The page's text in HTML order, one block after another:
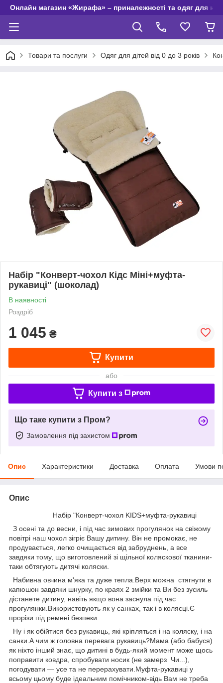
Онлайн магазин «Жирафа» – приналежності та одяг для
Товари та послуги Одяг для дітей від 0 до 3 років
Набір "Конверт-чохол Кідс Міні+муфта-
рукавиці" (шоколад)
В наявності
Роздріб
1 045 ₴
Купити
або
Купити з
Що таке купити з Пром?
Замовлення під захистом
Опис Характеристики Доставка Оплата Умови
Опис
Набір "Конверт-чохол KIDS+муфта-рукавиці
З осені та до весни, і під час зимових прогулянок на свіжому
повітрі наш чохол зігріє Вашу дитину. Він не промокає, не
продувається, легко очищається від забруднень, а все
завдяки тому, що виготовлений зі щільної коляскової тканини-
таки обтягують дитячі коляски.
Набивна овчина м'яка та дуже тепла.Верх можна стягнути в
капюшон завдяки шнурку, по краях 2 змійки та Ви без зусиль
дістанете дитину, навіть якщо вона заснула під час
прогулянки.Використовують як у санках, так і в колясці.Є
прорізи під ремені безпеки.
Ну і як обійтися без рукавиць, які кріпляться і на коляску, і на
санки.А чим ж головна перевага рукавиць?Мама (або бабуся)
як ніхто інший знає, що дитині в будь-який момент може щось
поправити ковдра, спробувати носик (не замерз Чи...),
погодувати — усе та не перерахувати.Муфта-рукавиці у
всьому цьому буде ідеальним помічником-відь Вам не треба